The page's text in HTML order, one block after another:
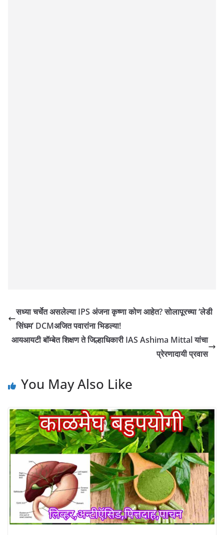
सध्या चर्चेत असलेल्या IPS अंजना कृष्णा कोण आहेत? सोलापूरच्या ‘लेडी
सिंघम’ DCMअजित पवारांना भिडल्या!
आयआयटी बॉम्बेत शिक्षण ते जिल्हाधिकारी IAS Ashima Mittal यांचा
प्रेरणादायी प्रवास
You May Also Like